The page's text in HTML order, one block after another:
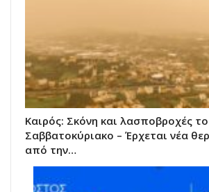
Καιρός: Σκόνη και λασποβροχές το
Σαββατοκύριακο – Έρχεται νέα
από την…